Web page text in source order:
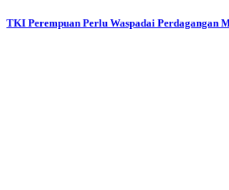
TKI Perempuan Perlu Waspadai Perdagangan